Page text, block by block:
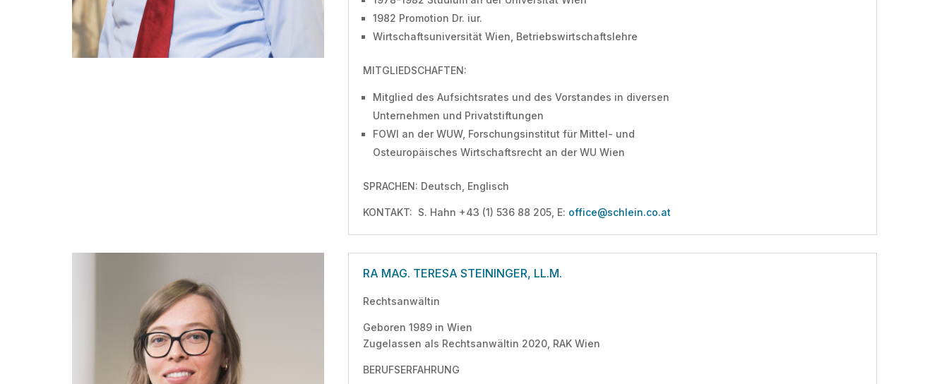
1982 Promotion Dr. iur.
Wirtschaftsuniversität Wien, Betriebswirtschaftslehre
MITGLIEDSCHAFTEN:
Mitglied des Aufsichtsrates und des Vorstandes in diversen
Unternehmen und Privatstiftungen
FOWI an der WUW, Forschungsinstitut für Mittel- und
Osteuropäisches Wirtschaftsrecht an der WU Wien
SPRACHEN: Deutsch, Englisch
KONTAKT: S. Hahn +43 (1) 536 88 205, E: office@schlein.co.at
RA MAG. TERESA STEININGER, LL.M.
Rechtsanwältin
Geboren 1989 in Wien
Zugelassen als Rechtsanwältin 2020, RAK Wien
BERUFSERFAHRUNG